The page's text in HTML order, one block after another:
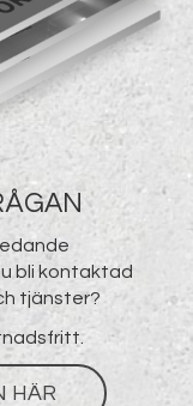
bli kontaktad
tjänster?
HÄR